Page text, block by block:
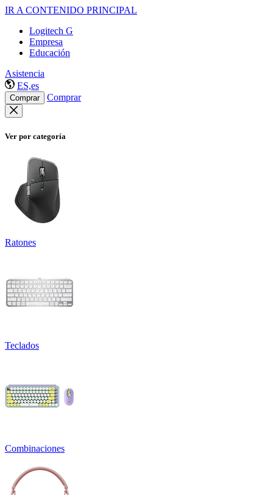
IR A CONTENIDO PRINCIPAL
Logitech G
Empresa
Educación
Asistencia
ES,es
Comprar Comprar
Ver por categoría
Ratones
Teclados
Combinaciones